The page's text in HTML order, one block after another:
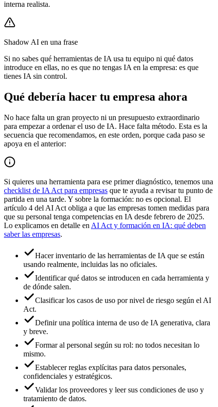
interna realista.
Shadow AI en una frase
Si no sabes qué herramientas de IA usa tu equipo ni qué datos
introduce en ellas, no es que no tengas IA en la empresa: es que
tienes IA sin control.
Qué debería hacer tu empresa ahora
No hace falta un gran proyecto ni un presupuesto extraordinario
para empezar a ordenar el uso de IA. Hace falta método. Esta es la
secuencia que recomendamos, en este orden, porque cada paso se
apoya en el anterior:
Si quieres una herramienta para ese primer diagnóstico, tenemos una
checklist de IA Act para empresas que te ayuda a revisar tu punto de
partida en una tarde. Y sobre la formación: no es opcional. El
artículo 4 del AI Act obliga a que las empresas tomen medidas para
que su personal tenga competencias en IA desde febrero de 2025.
Lo explicamos en detalle en AI Act y formación en IA: qué deben
saber las empresas.
Hacer inventario de las herramientas de IA que se están
usando realmente, incluidas las no oficiales.
Identificar qué datos se introducen en cada herramienta y
de dónde salen.
Clasificar los casos de uso por nivel de riesgo según el AI
Act.
Definir una política interna de uso de IA generativa, clara
y breve.
Formar al personal según su rol: no todos necesitan lo
mismo.
Establecer reglas explícitas para datos personales,
confidenciales y estratégicos.
Validar los proveedores y leer sus condiciones de uso y
tratamiento de datos.